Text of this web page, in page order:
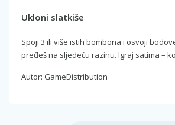
Ukloni slatkiše
Spoji 3 ili više istih bombona i osvoji
pređeš na sljedeću razinu. Igraj satima –
Autor: GameDistribution